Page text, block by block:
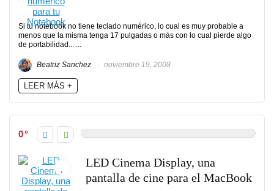
Si tu notebook no tiene teclado numérico, lo cual es muy probable a
menos que la misma tenga 17 pulgadas o más con lo cual pierde algo
de portabilidad... ...
Beatriz Sanchez noviembre 19, 2008
LEER MÁS +
0
LED Cinema Display, una
pantalla de cine para el MacBook